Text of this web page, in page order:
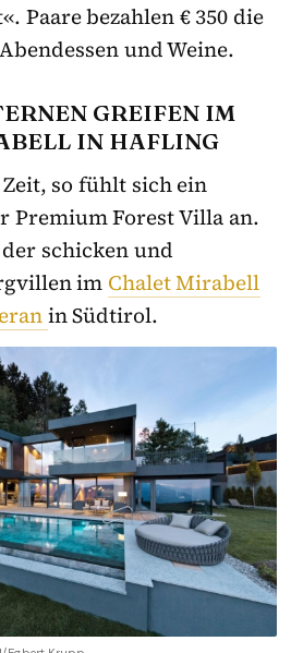
Paare bezahlen € 350 die
und Weine.
GREIFEN IM
IN HAFLING
so fühlt sich ein
Premium Forest Villa an.
schicken und
im Chalet Mirabell
in Südtirol.